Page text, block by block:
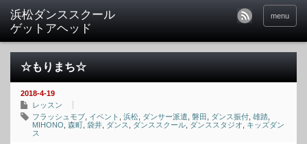
menu
☆もりまち☆
2018-4-19
レッスン
フラッシュモブ イベント 浜松 ダンサー派遣 磐田 ダンス振付 雄踏
MIHONO 森町 袋井 ダンス ダンススクール ダンススタジオ
キッズダン
ス